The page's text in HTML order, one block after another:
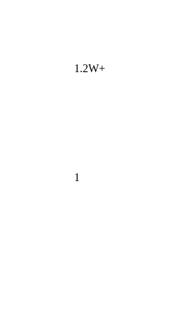
1.2W+
1